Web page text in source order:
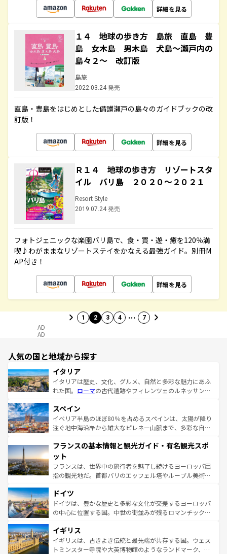
詳細を見る
１４ 地球の歩き方 島旅 直島 豊
島 女木島 男木島 犬島～瀬戸内の
島々２～ 改訂版
島旅
2022.03.24 発売
直島・豊島をはじめとした備讃瀬戸の島々のガイドブックの改
訂版！
詳細を見る
Ｒ１４ 地球の歩き方 リゾートスタ
イル バリ島 ２０２０～２０２１
Resort Style
2019.07.24 発売
フォトジェニックな楽園バリ島で、食・買・遊・癒を120％満
喫♪わがままなリゾートステイをかなえる最強ガイド。別冊M
AP付き！
詳細を見る
1 2 3 4 … 7
AD
AD
人気の国と地域から探す
イタリア
イタリアは歴史、文化、グルメ、自然と多彩な魅力にあふ
れた国。 ローマの古代遺跡やフィレンツェのルネッサンス
ろん、トスカーナの美しい田園風景やアマルフィ海岸の絶
景など、自然景観も見逃せない。観光の合間には、本場の
ピザやパスタなど、絶品のイタリア料理を堪能することも
ませてくれるイタリアで、忘れられない旅をしてみよう！
なお、新着のイタリア情報は
しい。
スペイン
イベリア半島のほぼ80％を占めるスペインは、太陽が降り
注ぐ地中海沿岸から雄大なピレネー山脈まで、多彩な自然
文化が根付くこの国では、情熱的なフラメンコ、熱気あふ
れる闘牛、そして美味しいタパスが生活の一部となってい
る。首都マドリードの洗練された雰囲気や、バルセロナの
アートに溢れた街角から、地方では古代ローマ遺跡や中世
せる。地方によって風土や気候が異なるスペインはその個
性で訪れる人を魅了する。 なお、新着のスペイン情報は コ
ンテンツ一覧を参照してほしい。
フランスの基本情報と観光ガイド・有名観光スポ
ット
フランスは、世界中の旅行者を魅了し続けるヨーロッパ屈
指の観光地だ。首都パリのエッフェル塔やルーブル美術館
で、幅広い魅力が詰まっている。華麗な宮殿、歴史的な大
聖堂、美しいビーチ、そして豊かな自然が、訪れる者を心
から魅了する。また、フランスは美食の国としても知ら
いる。シャンパンの発祥地であるランス、プロヴァンスの
香り高いラベンダー畑など、多彩な楽しみ方が可能だ。さ
らに、パリ以外の地域にも魅力が溢れており、どの街角に
ドイツ
ドイツは、豊かな歴史と多彩な文化が交差するヨーロッパ
の中心に位置する国。中世の街並みが残るロマンチック街
顔を持つこの国は、どこを歩いても飽きることがない。ベ
ルリンの文化的活気、バイエルン州のアルプスの絶景、そ
してライン川沿いのワイン畑といった風景は必見。ビール
イギリス
イギリスは、古きよき伝統と最先端が共存する国。ウェス
トミンスター寺院や大英博物館のようなランドマーク、歴